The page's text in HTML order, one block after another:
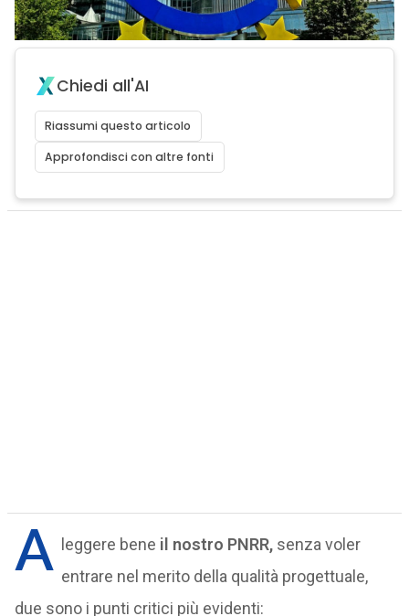
Chiedi all'AI
Riassumi questo articolo
Approfondisci con altre fonti
A leggere bene il nostro PNRR,senza voler
entrare nel merito della qualità progettuale,
due sono i punti critici più evidenti: